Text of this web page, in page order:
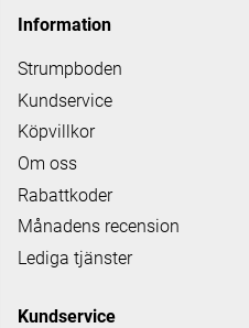
Information
Strumpboden
Kundservice
Köpvillkor
Om oss
Rabattkoder
Månadens recension
Lediga tjänster
Kundservice